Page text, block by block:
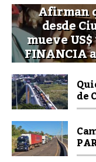
Afirman
desde
mueve
FINANCIA
de